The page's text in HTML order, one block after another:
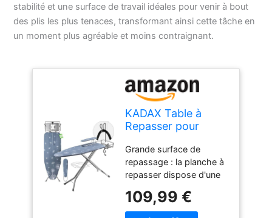
stabilité et une surface de travail idéales pour venir à bout
des plis les plus tenaces, transformant ainsi cette tâche en
un moment plus agréable et moins contraignant.
KADAX Table à
Repasser pour
Planche à Repasser
avec Prise de
Courant et Hauteur
Réglable pour Un
Repassage Facile
(130 x 48 cm, Bleu
Grande surface de
repassage : la planche à
repasser dispose d'une
repassage de 130 x 48
cm et d'une planche à
109,99 €